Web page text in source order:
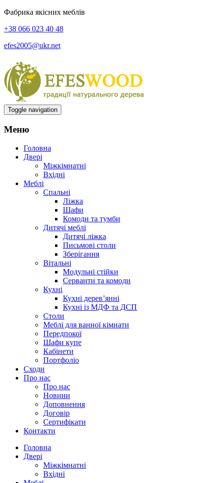
Фабрика якісних меблів
+38 066 023 40 48
efes2005@ukr.net
Toggle navigation
Меню
Головна
Двері
Міжкімнатні
Вхідні
Меблі
Спальні
Ліжка
Шафи
Комоди та тумби
Дитячі меблі
Дитячі ліжка
Письмові столи
Зберігання
Вітальні
Модульні стійки
Серванти та комоди
Кухні
Кухні дерев’янні
Кухні із МДФ та ДСП
Cтоли
Меблі для ванної кімнати
Передпокої
Шафи купе
Кабінети
Портфоліо
Сходи
Про нас
Про нас
Новини
Доповнення
Договір
Сертифікати
Контакти
Головна
Двері
Міжкімнатні
Вхідні